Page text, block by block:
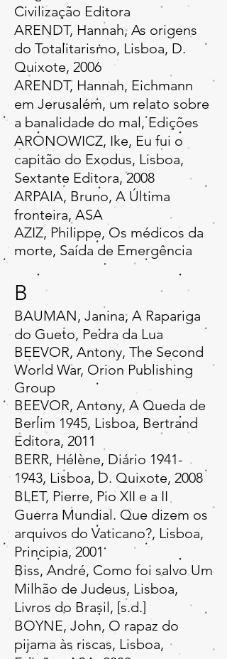
Civilização Editora
ARENDT, Hannah, As origens
do Totalitarismo, Lisboa, D.
Quixote, 2006
ARENDT, Hannah, Eichmann
em Jerusalém, um relato sobre
a banalidade do mal, Edições
ARONOWICZ, Ike, Eu fui o
capitão do Exodus, Lisboa,
Sextante Editora, 2008
ARPAIA, Bruno, A Última
fronteira, ASA
AZIZ, Philippe, Os médicos da
morte, Saída de Emergência
B
BAUMAN, Janina, A Rapariga
do Gueto, Pedra da Lua
BEEVOR, Antony, The Second
World War, Orion Publishing
Group
BEEVOR, Antony, A Queda de
Berlim 1945, Lisboa, Bertrand
Editora, 2011
BERR, Hélène, Diário 1941-
1943, Lisboa, D. Quixote, 2008
BLET, Pierre, Pio XII e a II
Guerra Mundial. Que dizem os
arquivos do Vaticano?, Lisboa,
Principia, 2001
Biss, André, Como foi salvo Um
Milhão de Judeus, Lisboa,
Livros do Brasil, [s.d.]
BOYNE, John, O rapaz do
pijama às riscas, Lisboa,